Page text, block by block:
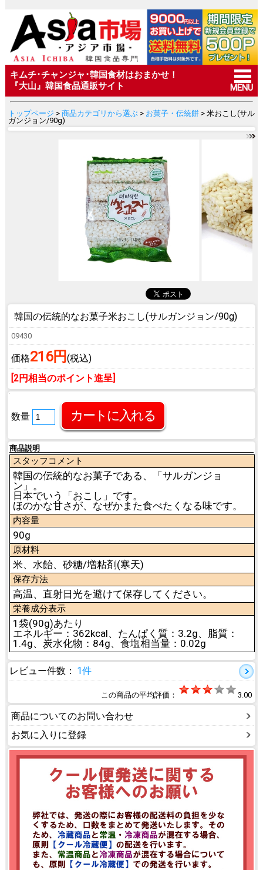
キムチ･チャンジャ･韓国食材はおまかせ！
『大山』韓国食品通販サイト
MENU
トップページ > 商品カテゴリから選ぶ> お菓子・伝統餅> 米おこし(サル
ガンジョン/90g)
韓国の伝統的なお菓子米おこし(サルガンジョン/90g)
09430
価格216円 (税込)
[2円相当のポイント進呈]
数量
商品説明
スタッフコメント
韓国の伝統的なお菓子である、「サルガンジョ
ン」。
日本でいう「おこし」です。
ほのかな甘さが、なぜかまた食べたくなる味です。
内容量
90g
原材料
米、水飴、砂糖/増粘剤(寒天)
保存方法
高温、直射日光を避けて保存してください。
栄養成分表示
1袋(90g)あたり
エネルギー：362kcal、たんぱく質：3.2g、脂質：
1.4g、炭水化物：84g、食塩相当量：0.02g
レビュー件数： 1件
この商品の平均評価： 3.00
商品についてのお問い合わせ
お気に入りに登録